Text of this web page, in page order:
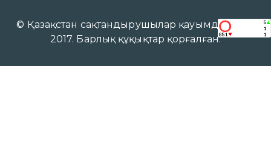
© Қазақстан сақтандырушылар қауымдастығы
2017. Барлық құқықтар қорғалған.